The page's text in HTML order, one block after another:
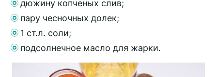
дюжину копченых слив;
пару чесночных долек;
1 ст.л. соли;
подсолнечное масло для жарки.